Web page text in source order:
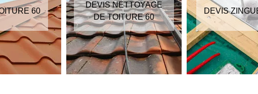
60
DEVIS NETTOYAGE
DE TOITURE 60
DEVIS